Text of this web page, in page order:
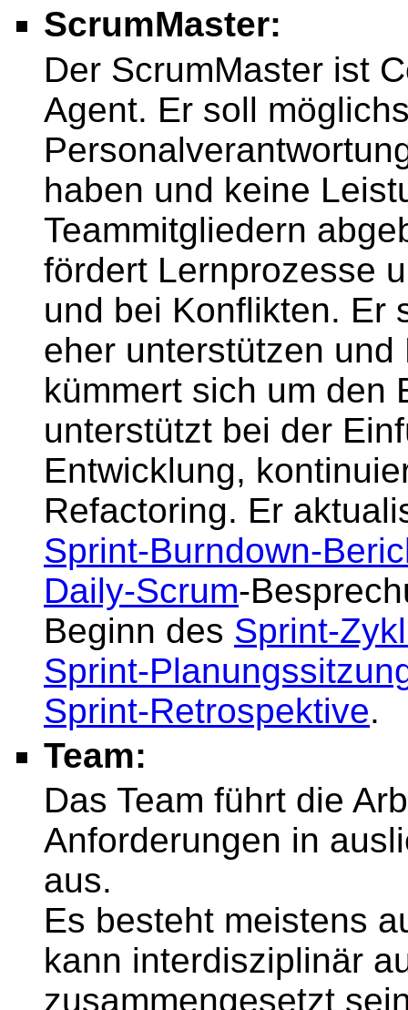
ScrumMaster:
Der ScrumMaster ist
Agent. Er soll
haben und keine
Teammitgliedern
fördert Lernprozesse
und bei Konflikten. Er
eher unterstützen
kümmert sich um den
unterstützt bei der
Entwicklung,
Refactoring. Er
Sprint-Burndown-
Daily-Scrum-
Beginn des Sprint-
Sprint-
Sprint-Retrospektive.
Team:
Das Team führt die
Anforderungen in
aus.
Es besteht meistens
kann interdisziplinär
zusammengesetzt